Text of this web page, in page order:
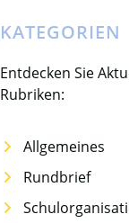
KATEGORIEN
Entdecken Sie
Rubriken:
Allgemeines
Rundbrief